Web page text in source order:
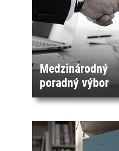
Medzinárodný
poradný výbor